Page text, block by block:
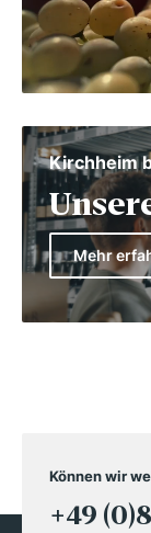
Kirchheim
Mehr
Können wir
+49